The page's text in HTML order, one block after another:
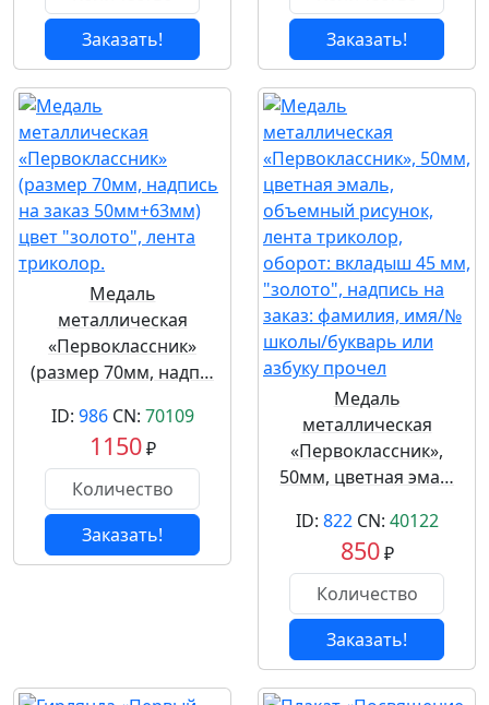
Заказать! Заказать!
Медаль
металлическая
«Первоклассник»
(размер 70мм, надп…
ID: 986CN: 70109
1150₽
Заказать!
Медаль
металлическая
«Первоклассник»,
50мм, цветная эма…
ID: 822CN: 40122
850₽
Заказать!